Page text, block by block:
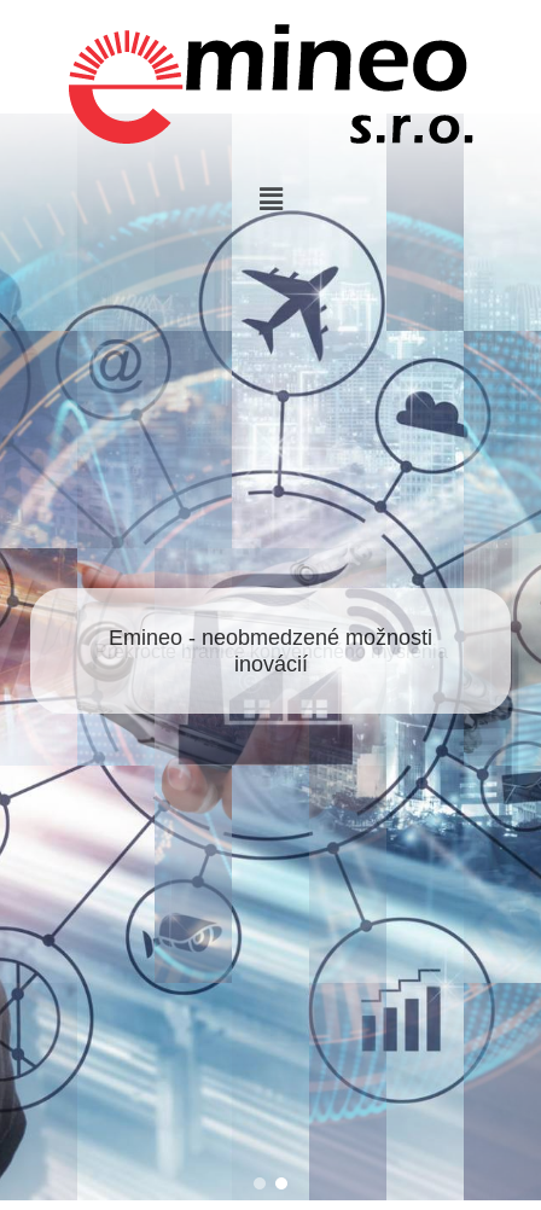
Emineo - neobmedzené možnosti
inovácií